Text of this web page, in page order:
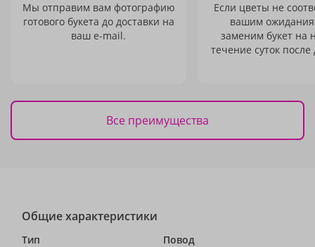
Мы отправим вам фотографию
готового букета до доставки на
ваш e-mail.
Если цветы не
вашим
заменим букет на
течение суток после
Все преимущества
Общие характеристики
Тип
Повод